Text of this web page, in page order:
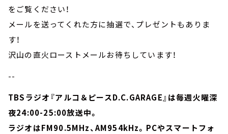
をご覧ください！
メールを送ってくれた方に抽選で、プレゼントもありま
す！
沢山の直火ローストメールお待ちしています！
--
TBSラジオ『アルコ＆ピースD.C.GARAGE』は毎週火曜深
夜24:00-25:00放送中。
ラジオはFM90.5MHz、AM954kHz。PCやスマートフォ